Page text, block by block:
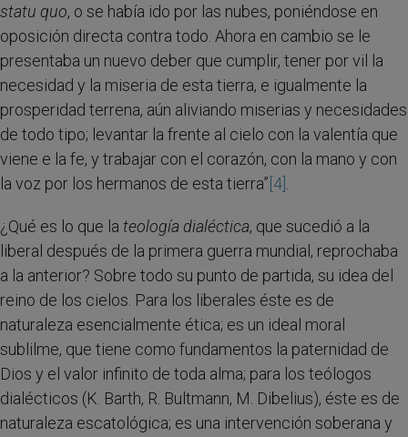
statu quo, o se había ido por las nubes, poniéndose en
oposición directa contra todo. Ahora en cambio se le
presentaba un nuevo deber que cumplir, tener por vil la
necesidad y la miseria de esta tierra, e igualmente la
prosperidad terrena, aún aliviando miserias y necesidades
de todo tipo; levantar la frente al cielo con la valentía que
viene e la fe, y trabajar con el corazón, con la mano y con
la voz por los hermanos de esta tierra” [4]
¿Qué es lo que la teología dialéctica, que sucedió a la
liberal después de la primera guerra mundial, reprochaba
a la anterior? Sobre todo su punto de partida, su idea del
reino de los cielos. Para los liberales éste es de
naturaleza esencialmente ética; es un ideal moral
sublilme, que tiene como fundamentos la paternidad de
Dios y el valor infinito de toda alma; para los teólogos
dialécticos (K. Barth, R. Bultmann, M. Dibelius), éste es de
naturaleza escatológica; es una intervención soberana y